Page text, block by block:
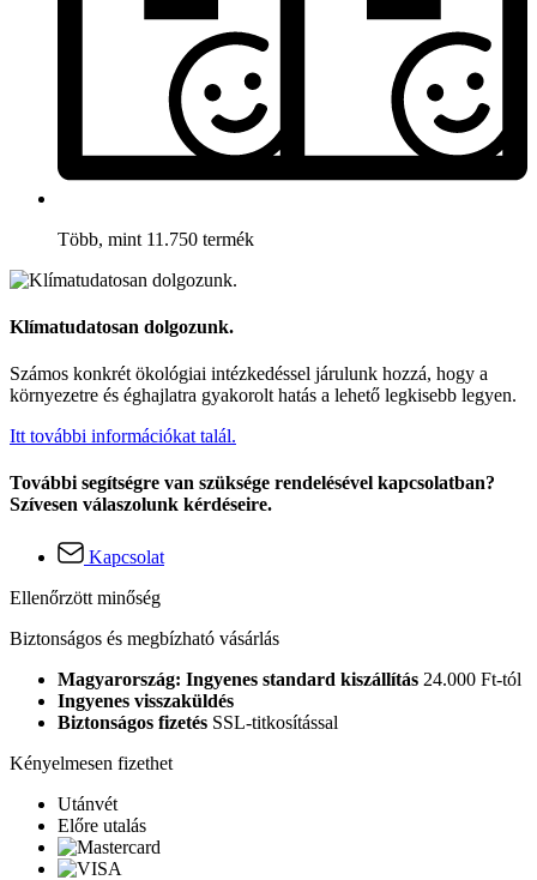
Több, mint 11.750 termék
Klímatudatosan dolgozunk.
Számos konkrét ökológiai intézkedéssel járulunk hozzá, hogy a
környezetre és éghajlatra gyakorolt hatás a lehető legkisebb legyen.
Itt további információkat talál.
További segítségre van szüksége rendelésével kapcsolatban?
Szívesen válaszolunk kérdéseire.
Kapcsolat
Ellenőrzött minőség
Biztonságos és megbízható vásárlás
Magyarország: Ingyenes standard kiszállítás 24.000 Ft-tól
Ingyenes visszaküldés
Biztonságos fizetés SSL-titkosítással
Kényelmesen fizethet
Utánvét
Előre utalás